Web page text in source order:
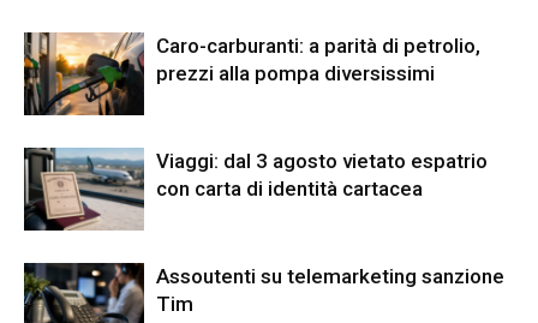
Caro-carburanti: a parità di petrolio,
prezzi alla pompa diversissimi
Viaggi: dal 3 agosto vietato espatrio
con carta di identità cartacea
Assoutenti su telemarketing sanzione
Tim